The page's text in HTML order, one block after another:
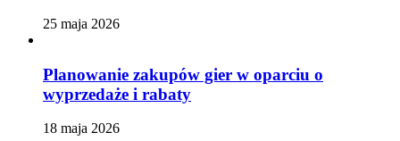
25 maja 2026
Planowanie zakupów gier w oparciu o
wyprzedaże i rabaty
18 maja 2026